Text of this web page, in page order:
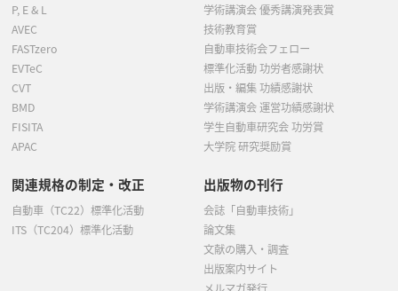
P, E & L
AVEC
FASTzero
EVTeC
CVT
BMD
FISITA
APAC
学術講演会 優秀講演発表賞
技術教育賞
自動車技術会フェロー
標準化活動 功労者感謝状
出版・編集 功績感謝状
学術講演会 運営功績感謝状
学生自動車研究会 功労賞
大学院 研究奨励賞
関連規格の制定・改正
自動車（TC22）標準化活動
ITS（TC204）標準化活動
出版物の刊行
会誌「自動車技術」
論文集
文献の購入・調査
出版案内サイト